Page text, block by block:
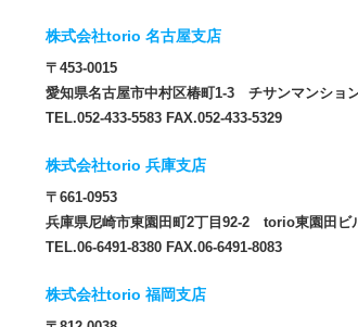
株式会社torio 名古屋支店
〒453-0015
愛知県名古屋市中村区椿町1-3 チサンマンショ
TEL.052-433-5583 FAX.052-433-5329
株式会社torio 兵庫支店
〒661-0953
兵庫県尼崎市東園田町2丁目92-2 torio東園田ビ
TEL.06-6491-8380 FAX.06-6491-8083
株式会社torio 福岡支店